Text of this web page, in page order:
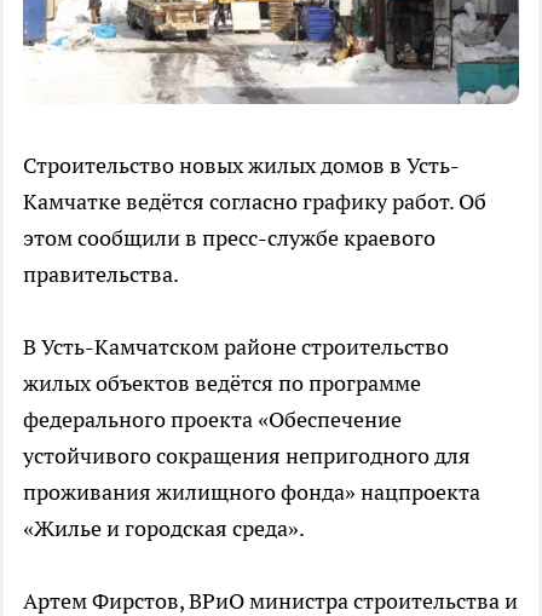
Строительство новых жилых домов в Усть-
Камчатке ведётся согласно графику работ. Об
этом сообщили в пресс-службе краевого
правительства.
В Усть-Камчатском районе строительство
жилых объектов ведётся по программе
федерального проекта «Обеспечение
устойчивого сокращения непригодного для
проживания жилищного фонда» нацпроекта
«Жилье и городская среда».
Артем Фирстов, ВРиО министра строительства и